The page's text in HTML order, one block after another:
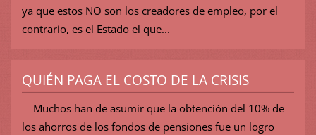
ya que estos NO son los creadores de empleo, por el
contrario, es el Estado el que...
QUIÉN PAGA EL COSTO DE LA CRISIS
Muchos han de asumir que la obtención del 10% de
los ahorros de los fondos de pensiones fue un logro